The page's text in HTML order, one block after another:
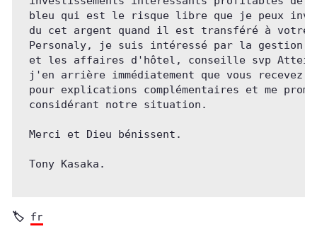
bleu qui est le risque libre que je peux
du cet argent quand il est transféré à votre
Personaly, je suis intéressé par la gestion
et les affaires d'hôtel, conseille svp
j'en arrière immédiatement que vous recevez
pour explications complémentaires et me
considérant notre situation.
Merci et Dieu bénissent.
Tony Kasaka.
fr